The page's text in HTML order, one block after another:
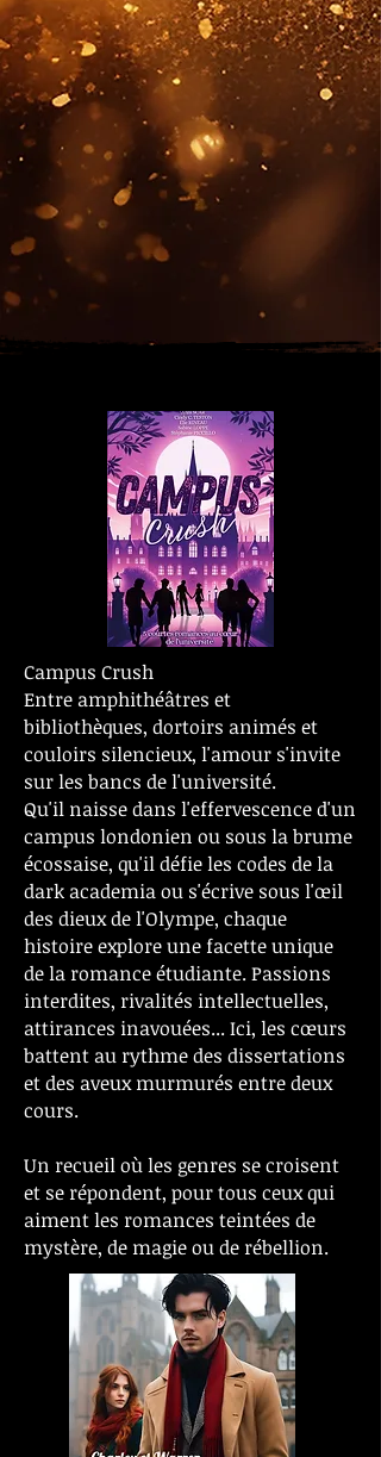
Campus Crush
Entre amphithéâtres et
bibliothèques, dortoirs animés et
couloirs silencieux, l'amour s'invite
sur les bancs de l'université.
Qu'il naisse dans l'effervescence d'un
campus londonien ou sous la brume
écossaise, qu'il défie les codes de la
dark academia ou s'écrive sous l'œil
des dieux de l'Olympe, chaque
histoire explore une facette unique
de la romance étudiante. Passions
interdites, rivalités intellectuelles,
attirances inavouées... Ici, les cœurs
battent au rythme des dissertations
et des aveux murmurés entre deux
cours.
Un recueil où les genres se croisent
et se répondent, pour tous ceux qui
aiment les romances teintées de
mystère, de magie ou de rébellion.